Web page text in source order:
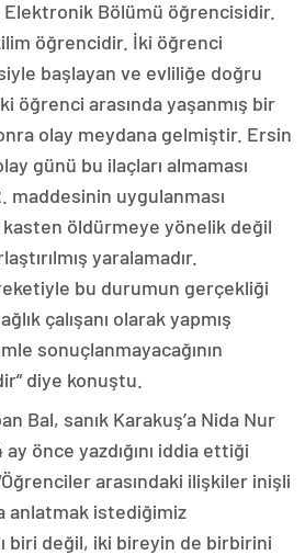
Bölümü öğrencisidir.
öğrencidir. İki öğrenci
başlayan ve evliliğe doğru
öğrenci arasında yaşanmış bir
olay meydana gelmiştir. Ersin
günü bu ilaçları almaması
maddesinin uygulanması
öldürmeye yönelik değil
yaralamadır.
bu durumun gerçekliği
çalışanı olarak yapmış
sonuçlanmayacağının
diye konuştu.
Bal, sanık Karakuş’a Nida Nur
önce yazdığını iddia ettiği
arasındaki ilişkiler inişli
anlatmak istediğimiz
biri değil, iki bireyin de birbirini